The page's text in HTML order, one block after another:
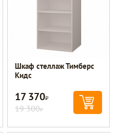
Шкаф стеллаж Тимберс
Кидс
17 370Р
19 300Р